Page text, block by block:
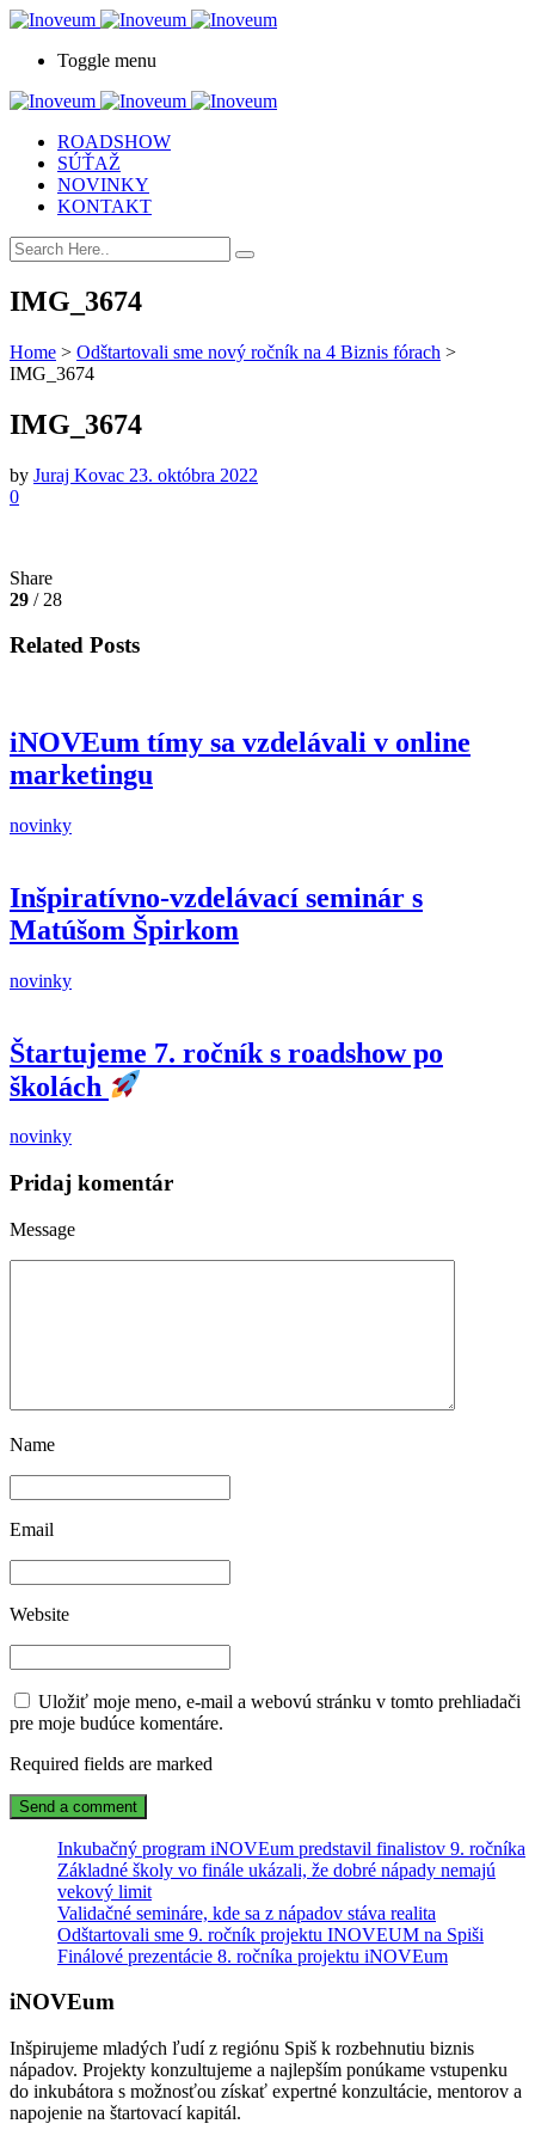
Toggle menu
ROADSHOW
SÚŤAŽ
NOVINKY
KONTAKT
IMG_3674
Home > Odštartovali sme nový ročník na 4 Biznis fórach >
IMG_3674
IMG_3674
by Juraj Kovac 23. októbra 2022
0
Share
29 / 28
Related Posts
iNOVEum tímy sa vzdelávali v online
marketingu
novinky
Inšpiratívno-vzdelávací seminár s
Matúšom Špirkom
novinky
Štartujeme 7. ročník s roadshow po
školách
novinky
Pridaj komentár
Message
Name
Email
Website
Uložiť moje meno, e-mail a webovú stránku v tomto prehliadači
pre moje budúce komentáre.
Required fields are marked
Inkubačný program iNOVEum predstavil finalistov 9. ročníka
Základné školy vo finále ukázali, že dobré nápady nemajú
vekový limit
Validačné semináre, kde sa z nápadov stáva realita
Odštartovali sme 9. ročník projektu INOVEUM na Spiši
Finálové prezentácie 8. ročníka projektu iNOVEum
iNOVEum
Inšpirujeme mladých ľudí z regiónu Spiš k rozbehnutiu biznis
nápadov. Projekty konzultujeme a najlepším ponúkame vstupenku
do inkubátora s možnosťou získať expertné konzultácie, mentorov a
napojenie na štartovací kapitál.